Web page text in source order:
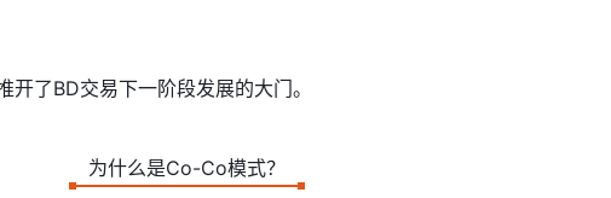
了BD交易下一阶段发展的大门。
为什么是Co-Co模式？